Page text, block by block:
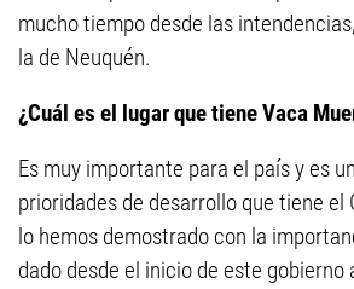
mucho tiempo desde las
la de Neuquén.
¿Cuál es el lugar que tiene Vaca
Es muy importante para el país y es
prioridades de desarrollo que tiene el
lo hemos demostrado con la
dado desde el inicio de este gobierno